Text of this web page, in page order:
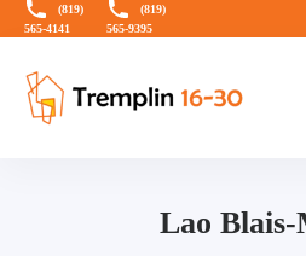
Aller
directement
contenu
Aller
principal
(819)
565-4141
(819)
565-9395
Lao